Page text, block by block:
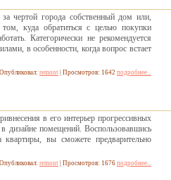
чертой города собственный дом или,
куда обратиться с целью покупки
Категорически не рекомендуется
в особенности, когда вопрос встает
Опубликовал: remont | Просмотров: 1642 подробнее...
в его интерьер прогрессивных
дизайне помещений. Воспользовавшись
квартиры, вы сможете предварительно
Опубликовал: remont | Просмотров: 1676 подробнее...